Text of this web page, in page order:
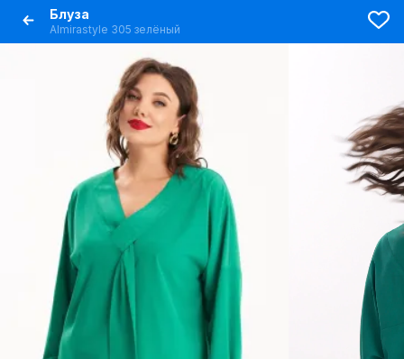
Блуза
Almirastyle 305 зелёный